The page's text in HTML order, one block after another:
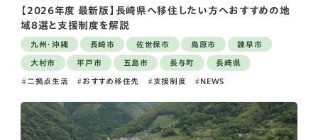
【2026年度 最新版】長崎県へ移住したい方へおすすめの地
域8選と支援制度を解説
九州・沖縄 長崎市 佐世保市 島原市 諫早市
大村市 平戸市 五島市 長与町 長崎県
二拠点生活 おすすめ移住先 支援制度 NEWS